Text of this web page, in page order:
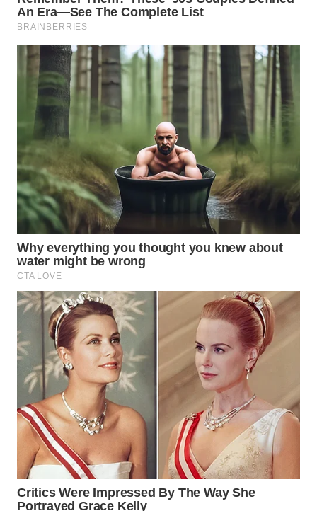
WN
PAKPAK
WN
KARAWANG
BEKASI
WN
BOGOR
DEPOK
WN
TAPANULI
UTARA
WN
SAMOSIR
WN
PADANG
LAWAS
WN
SUMEDANG